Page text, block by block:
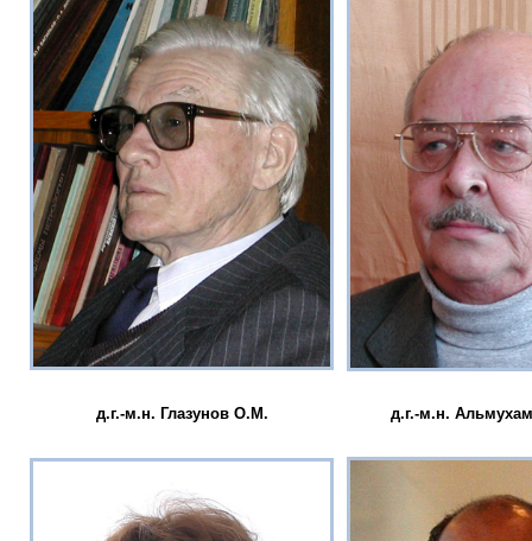
д.г.-м.н. Глазунов О.М. д.г.-м.н.